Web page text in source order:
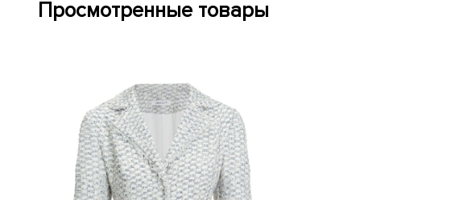
Просмотренные товары